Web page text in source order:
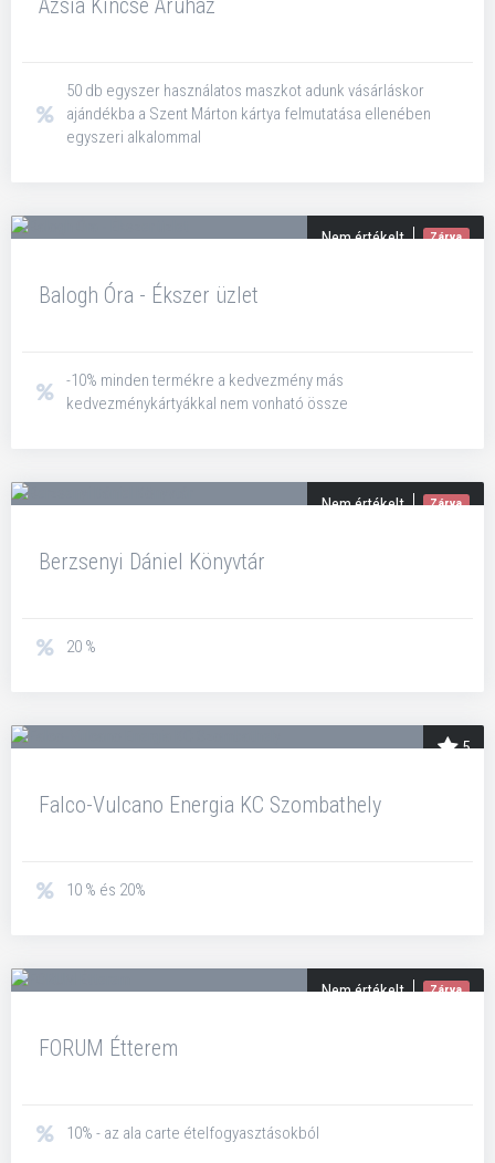
Ázsia Kincse Áruház
50 db egyszer használatos maszkot adunk vásárláskor
ajándékba a Szent Márton kártya felmutatása ellenében
egyszeri alkalommal
Nem értékelt Zárva
Balogh Óra - Ékszer üzlet
-10% minden termékre a kedvezmény más
kedvezménykártyákkal nem vonható össze
Nem értékelt Zárva
Berzsenyi Dániel Könyvtár
20 %
5
Falco-Vulcano Energia KC Szombathely
10 % és 20%
Nem értékelt Zárva
FORUM Étterem
10% - az ala carte ételfogyasztásokból